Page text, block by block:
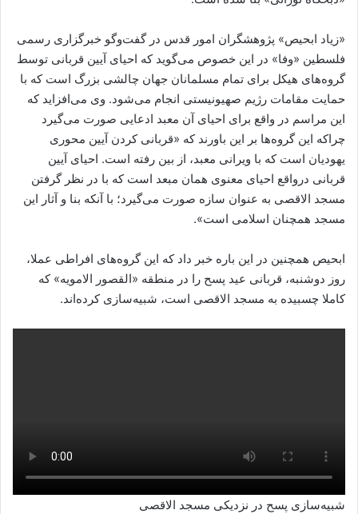
«زیاد ابحیص» پژوهشگران امور قدس در گفت‌و‌گو خبرگزاری رسمی
فلسطین «وفا» در این خصوص می‌گوید که احیای آیین قربانی توسط
گروه‌های هیکل برای تمام مسلمانان جهان چالشی بزرگ است که با
حمایت مقامات رژیم صهیونیستی انجام می‌شود. وی می‌افزاید که
این مراسم در واقع برای احیای آن معبد ادعایی صورت می‌گیرد
چراکه این گروه‌ها بر این باورند که «قربانی کردن آیین محوری
یهودیان است که با ویرانی معبد، از بین رفته است. احیای آیین
قربانی درواقع احیای معنوی همان مبعد است که با در نظر گرفتن
مسجد الاقصی به عنوان سازه صورت می‌گیرد؛ با آنکه بنا و آثار این
مسجد همچنان اسلامی است».
ابحیص همچنین در این باره خبر داد که این گروه‌های افراطی عملا،
روز دوشنبه، قربانی عید پسح را در منطقه «القصور الامویه» که
کاملا چسبیده به مسجد الاقصی است، شبیه‌سازی کرده‌اند.
شبیه‌سازی پسح در نزدیکی مسجد الاقصی